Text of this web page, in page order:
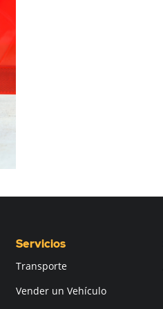
Servicios
Transporte
Vender un Vehículo